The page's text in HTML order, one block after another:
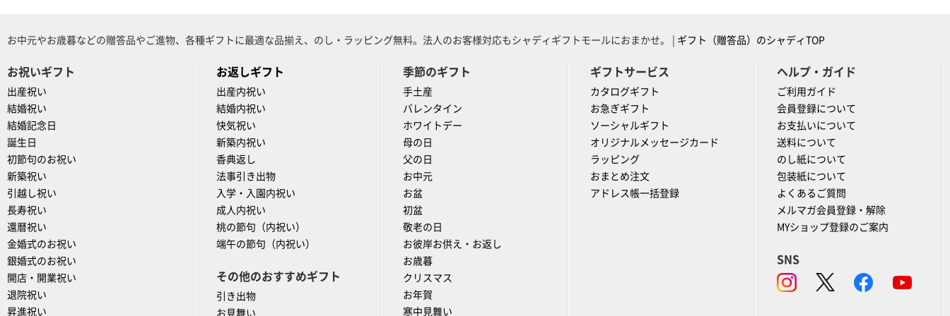
お中元やお歳暮などの贈答品やご進物、各種ギフトに最適な品揃え、のし・ラッピング無料。法人のお客様対応もシャディギフトモールにおまかせ。 | ギフト（贈答品）のシャディTOP
お祝いギフト
出産祝い
結婚祝い
結婚記念日
誕生日
初節句のお祝い
新築祝い
引越し祝い
長寿祝い
還暦祝い
金婚式のお祝い
銀婚式のお祝い
開店・開業祝い
退院祝い
昇進祝い
お返しギフト
出産内祝い
結婚内祝い
快気祝い
新築内祝い
香典返し
法事引き出物
入学・入園内祝い
成人内祝い
桃の節句（内祝い）
端午の節句（内祝い）
その他のおすすめギフト
引き出物
お見舞い
季節のギフト
手土産
バレンタイン
ホワイトデー
母の日
父の日
お中元
お盆
初盆
敬老の日
お彼岸お供え・お返し
お歳暮
クリスマス
お年賀
寒中見舞い
ギフトサービス
カタログギフト
お急ぎギフト
ソーシャルギフト
オリジナルメッセージカード
ラッピング
おまとめ注文
アドレス帳一括登録
ヘルプ・ガイド
ご利用ガイド
会員登録について
お支払いについて
送料について
のし紙について
包装紙について
よくあるご質問
メルマガ会員登録・解除
MYショップ登録のご案内
SNS